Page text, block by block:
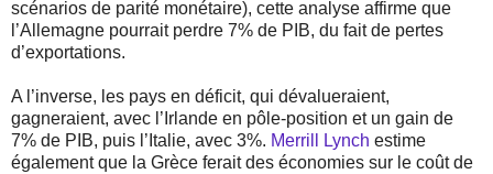
scénarios de parité monétaire), cette analyse affirme que
l’Allemagne pourrait perdre 7% de PIB, du fait de pertes
d’exportations.
A l’inverse, les pays en déficit, qui dévalueraient,
gagneraient, avec l’Irlande en pôle-position et un gain de
7% de PIB, puis l’Italie, avec 3%. Merrill Lynch estime
également que la Grèce ferait des économies sur le coût de